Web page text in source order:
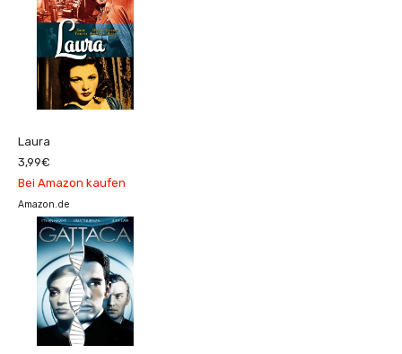
Laura
3,99€
Bei Amazon kaufen
Amazon.de